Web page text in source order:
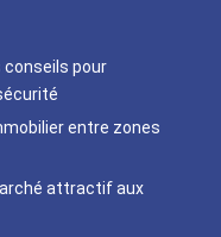
conseils pour
entre zones
attractif aux